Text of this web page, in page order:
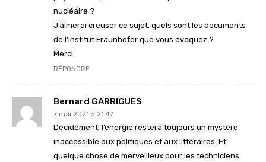
nucléaire ?
J’aimerai creuser ce sujet, quels sont les documents
de l’institut Fraunhofer que vous évoquez ?
Merci.
RÉPONDRE
Bernard GARRIGUES
7 mai 2021 à 21:47
Décidément, l’énergie restera toujours un mystère
inaccessible aux politiques et aux littéraires. Et
quelque chose de merveilleux pour les techniciens.